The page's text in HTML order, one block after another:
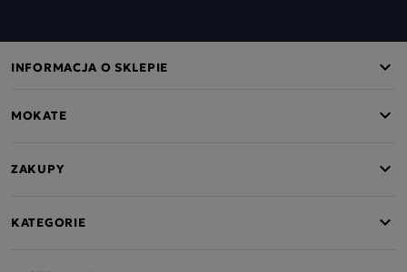
INFORMACJA O SKLEPIE
MOKATE
ZAKUPY
KATEGORIE